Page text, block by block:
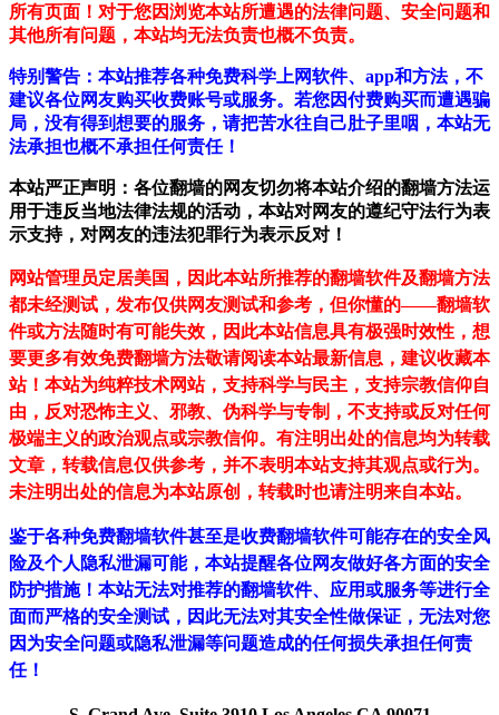
所有页面！对于您因浏览本站所遭遇的法律问题、安全问题和
其他所有问题，本站均无法负责也概不负责。
特别警告：本站推荐各种免费科学上网软件、app和方法，不
建议各位网友购买收费账号或服务。若您因付费购买而遭遇骗
局，没有得到想要的服务，请把苦水往自己肚子里咽，本站无
法承担也概不承担任何责任！
本站严正声明：各位翻墙的网友切勿将本站介绍的翻墙方法运
用于违反当地法律法规的活动，本站对网友的遵纪守法行为表
示支持，对网友的违法犯罪行为表示反对！
网站管理员定居美国，因此本站所推荐的翻墙软件及翻墙方法
都未经测试，发布仅供网友测试和参考，但你懂的——翻墙软
件或方法随时有可能失效，因此本站信息具有极强时效性，想
要更多有效免费翻墙方法敬请阅读本站最新信息，建议收藏本
站！ 本站为纯粹技术网站，支持科学与民主，支持宗教信仰自
由，反对恐怖主义、邪教、伪科学与专制，不支持或反对任何
极端主义的政治观点或宗教信仰。有注明出处的信息均为转载
文章，转载信息仅供参考，并不表明本站支持其观点或行为。
未注明出处的信息为本站原创，转载时也请注明来自本站。
鉴于各种免费翻墙软件甚至是收费翻墙软件可能存在的安全风
险及个人隐私泄漏可能，本站提醒各位网友做好各方面的安全
防护措施！本站无法对推荐的翻墙软件、应用或服务等进行全
面而严格的安全测试，因此无法对其安全性做保证，无法对您
因为安全问题或隐私泄漏等问题造成的任何损失承担任何责
任！